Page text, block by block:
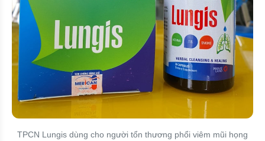
TPCN Lungis dùng cho người tổn thương phổi viêm mũi họng